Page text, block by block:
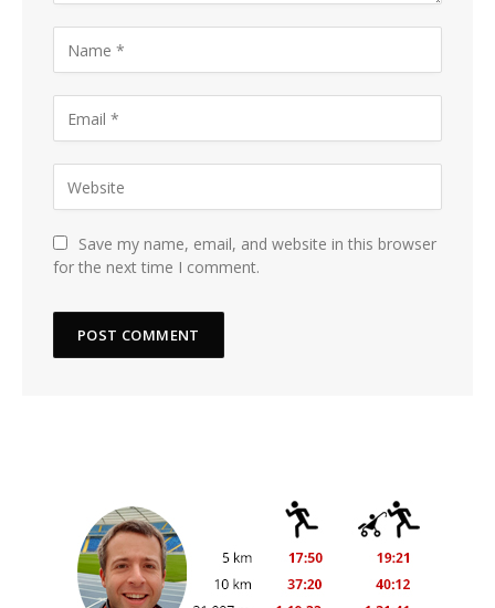
Save my name, email, and website in this browser
for the next time I comment.